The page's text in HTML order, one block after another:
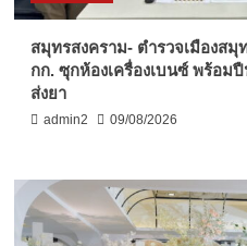
สมุทรสงคราม- ตำรวจเมืองส
กก. ซุกห้องเครื่องเบนซ์ พร้อม
ส่งยา
admin2 09/08/2026